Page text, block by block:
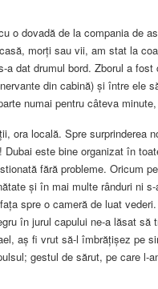
o dovadă de la compania de
morți sau vii, am stat la
dat drumul bord. Zborul a
din cabină) și între ele
numai pentru câteva
ora locală. Spre surprinderea
este bine organizat în
fără probleme. Oricum
și în mai multe rânduri ni
spre o cameră de luat
în jurul capului ne-a lăsat să
aș fi vrut să-l îmbrățișez pe
gestul de sărut, pe care l-